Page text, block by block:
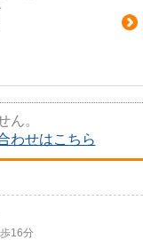
ん。
わせはこちら
16分